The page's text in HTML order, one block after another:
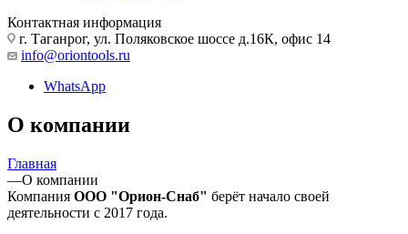
Контактная информация
г. Таганрог, ул. Поляковское шоссе д.16К, офис 14
info@oriontools.ru
WhatsApp
О компании
Главная
—О компании
Компания ООО "Орион-Снаб" берёт начало своей
деятельности с 2017 года.